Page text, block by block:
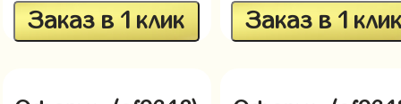
Заказ в 1 клик
Заказ в 1